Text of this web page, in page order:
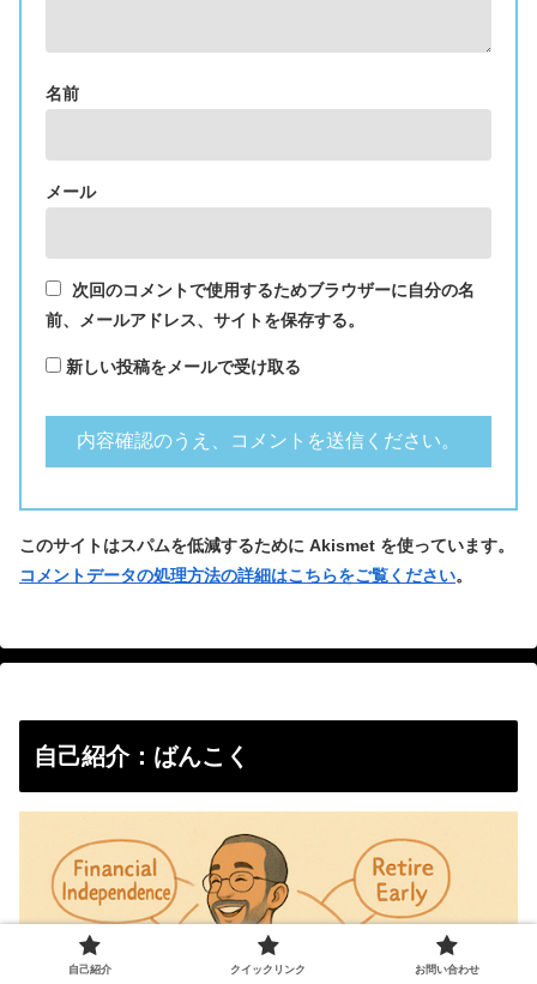
名前
メール
次回のコメントで使用するためブラウザーに自分の名
前、メールアドレス、サイトを保存する。
新しい投稿をメールで受け取る
このサイトはスパムを低減するために Akismet を使っています。
コメントデータの処理方法の詳細はこちらをご覧ください。
自己紹介：ばんこく
自己紹介 クイックリンク お問い合わせ